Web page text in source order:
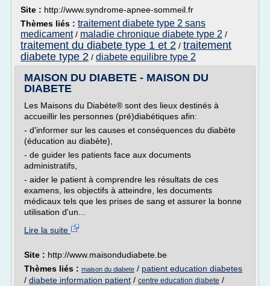
Site : http://www.syndrome-apnee-sommeil.fr
Thèmes liés : traitement diabete type 2 sans
medicament/ maladie chronique diabete type 2 /
traitement du diabete type 1 et 2 / traitement
diabete type 2 / diabete equilibre type 2
MAISON DU DIABETE - MAISON DU
DIABETE
Les Maisons du Diabète® sont des lieux destinés à
accueillir les personnes (pré)diabétiques afin:
- d'informer sur les causes et conséquences du diabète
(éducation au diabète),
- de guider les patients face aux documents
administratifs,
- aider le patient à comprendre les résultats de ces
examens, les objectifs à atteindre, les documents
médicaux tels que les prises de sang et assurer la bonne
utilisation d'un...
Lire la suite
Site : http://www.maisondudiabete.be
Thèmes liés : maison du diabete / patient education diabetes
/ diabete information patient / centre education diabete /